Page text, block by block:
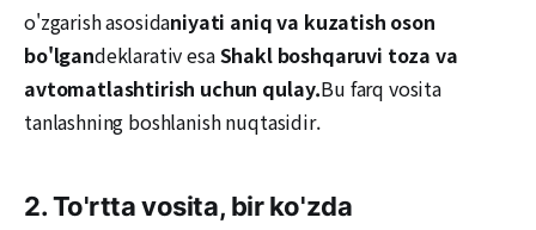
o'zgarish asosidaniyati aniq va kuzatish oson
bo'lgandeklarativ esaShakl boshqaruvi toza va
avtomatlashtirish uchun qulay.Bu farq vosita
tanlashning boshlanish nuqtasidir.
2. To'rtta vosita, bir ko'zda